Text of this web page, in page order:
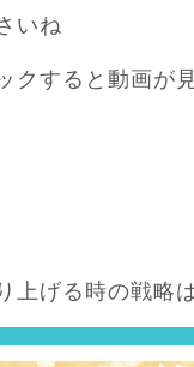
いね
クすると動画が
上げる時の戦略